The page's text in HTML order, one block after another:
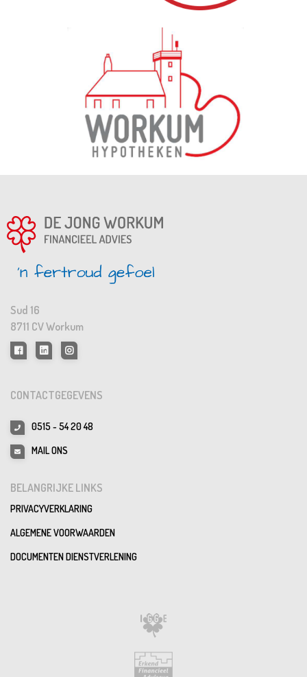
Sud 16
8711 CV Workum
CONTACTGEGEVENS
0515 - 54 20 48
MAIL ONS
BELANGRIJKE LINKS
PRIVACYVERKLARING
ALGEMENE VOORWAARDEN
DOCUMENTEN DIENSTVERLENING